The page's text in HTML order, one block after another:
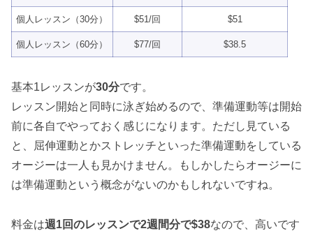
個人レッスン（30分） $51/回 $51
個人レッスン（60分） $77/回 $38.5
基本1レッスンが30分です。
レッスン開始と同時に泳ぎ始めるので、準備運動等は開始
前に各自でやっておく感じになります。ただし見ている
と、屈伸運動とかストレッチといった準備運動をしている
オージーは一人も見かけません。もしかしたらオージーに
は準備運動という概念がないのかもしれないですね。
料金は週1回のレッスンで2週間分で$38なので、高いです